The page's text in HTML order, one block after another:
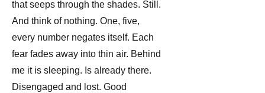
that seeps through the shades. Still.
And think of nothing. One, five,
every number negates itself. Each
fear fades away into thin air. Behind
me it is sleeping. Is already there.
Disengaged and lost. Good